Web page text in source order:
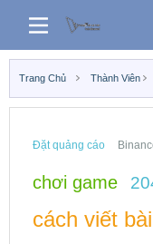
Trang Chủ Thành Viên
Đặt quảng cáo
chơi game
cách viết bài